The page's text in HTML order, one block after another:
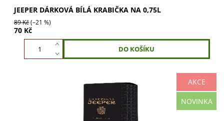
JEEPER DÁRKOVÁ BÍLÁ KRABIČKA NA 0,75L
89 Kč(–21 %)
70 Kč
AKCE
NOVINKA
JEEPER Dárková černá krabička na 0,75l dodá vašemu
dárku prestiž a eleganci. Okamžitý efekt "wow" pro víno,
šampaňské či destiláty. Luxusní...